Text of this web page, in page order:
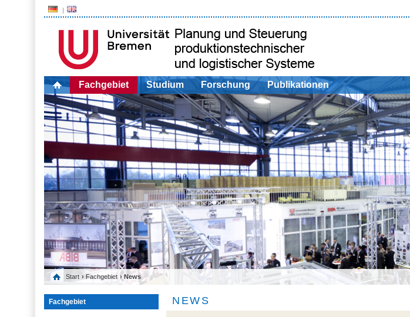
Fachgebiet Studium Forschung Publikationen
Start › Fachgebiet › News
Fachgebiet NEWS